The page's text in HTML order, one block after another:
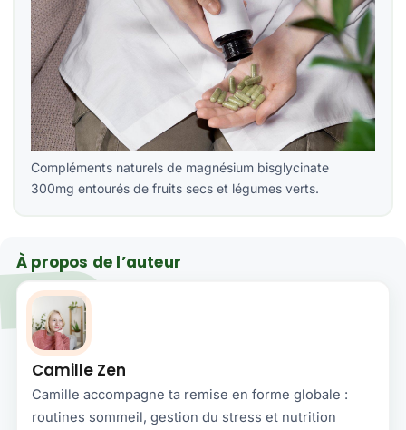
Compléments naturels de magnésium bisglycinate
300mg entourés de fruits secs et légumes verts.
À propos de l’auteur
Camille Zen
Camille accompagne ta remise en forme globale :
routines sommeil, gestion du stress et nutrition